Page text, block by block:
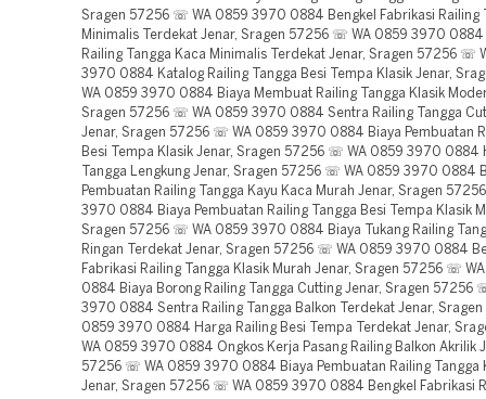
Sragen 57256 ☏ WA 0859 3970 0884 Bengkel Fabrikasi Railing
Minimalis Terdekat Jenar, Sragen 57256 ☏ WA 0859 3970 0884
Railing Tangga Kaca Minimalis Terdekat Jenar, Sragen 57256 ☏
3970 0884 Katalog Railing Tangga Besi Tempa Klasik Jenar,
WA 0859 3970 0884 Biaya Membuat Railing Tangga Klasik
Sragen 57256 ☏ WA 0859 3970 0884 Sentra Railing Tangga
Jenar, Sragen 57256 ☏ WA 0859 3970 0884 Biaya Pembuatan
Besi Tempa Klasik Jenar, Sragen 57256 ☏ WA 0859 3970 0884
Tangga Lengkung Jenar, Sragen 57256 ☏ WA 0859 3970 0884
Pembuatan Railing Tangga Kayu Kaca Murah Jenar, Sragen
3970 0884 Biaya Pembuatan Railing Tangga Besi Tempa Klasik
Sragen 57256 ☏ WA 0859 3970 0884 Biaya Tukang Railing
Ringan Terdekat Jenar, Sragen 57256 ☏ WA 0859 3970 0884
Fabrikasi Railing Tangga Klasik Murah Jenar, Sragen 57256 ☏
0884 Biaya Borong Railing Tangga Cutting Jenar, Sragen 57256
3970 0884 Sentra Railing Tangga Balkon Terdekat Jenar,
0859 3970 0884 Harga Railing Besi Tempa Terdekat Jenar,
WA 0859 3970 0884 Ongkos Kerja Pasang Railing Balkon Akrilik
57256 ☏ WA 0859 3970 0884 Biaya Pembuatan Railing Tangga
Jenar, Sragen 57256 ☏ WA 0859 3970 0884 Bengkel Fabrikasi